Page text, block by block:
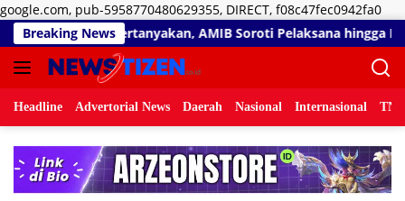
google.com, pub-5958770480629355, DIRECT, f08c47fec0942fa0
ke
Breaking News
AMIB Soroti Pelaksana hingga Progres Pekerjaan
Headline Advertorial News Daerah Nasional Internasional